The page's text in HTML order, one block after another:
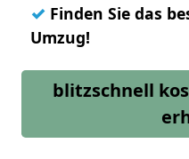
✓ Finden Sie das
Umzug!
blitzschnell